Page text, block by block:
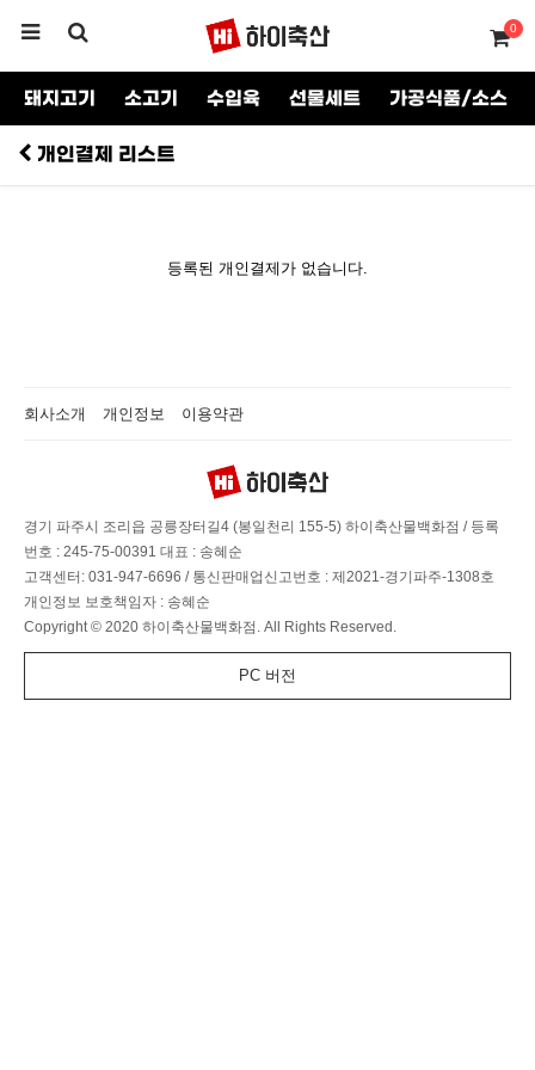
0
돼지고기 소고기 수입육 선물세트 가공식품/소스
개인결제 리스트
등록된 개인결제가 없습니다.
회사소개 개인정보 이용약관
경기 파주시 조리읍 공릉장터길4 (봉일천리 155-5) 하이축산물백화점 / 등록
번호 : 245-75-00391 대표 : 송혜순
고객센터: 031-947-6696 / 통신판매업신고번호 : 제2021-경기파주-1308호
개인정보 보호책임자 : 송혜순
Copyright © 2020 하이축산물백화점. All Rights Reserved.
PC 버전